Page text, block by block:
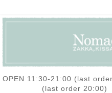
OPEN 11:30-21:00 (last
(last order 20:00)